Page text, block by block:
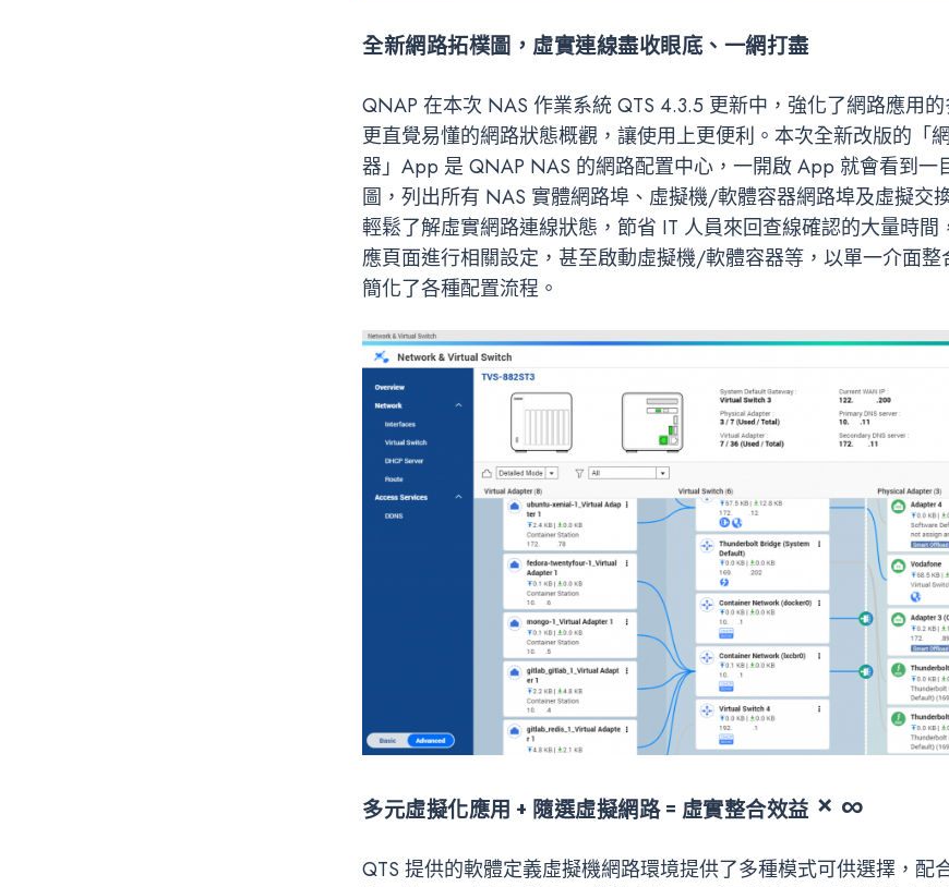
全新網路拓樸圖，虛實連線盡收眼底、一網打盡
QNAP 在本次 NAS 作業系統 QTS 4.3.5 更新中，強化了網路應用
更直覺易懂的網路狀態概觀，讓使用上更便利。本次全新改版的「
器」App 是 QNAP NAS 的網路配置中心，一開啟 App 就會看到一
圖，列出所有 NAS 實體網路埠、虛擬機/軟體容器網路埠及虛擬交
輕鬆了解虛實網路連線狀態，節省 IT 人員來回查線確認的大量時間
應頁面進行相關設定，甚至啟動虛擬機/軟體容器等，以單一介面整
簡化了各種配置流程。
多元虛擬化應用 + 隨選虛擬網路= 虛實整合效益 × ∞
QTS 提供的軟體定義虛擬機網路環境提供了多種模式可供選擇，配